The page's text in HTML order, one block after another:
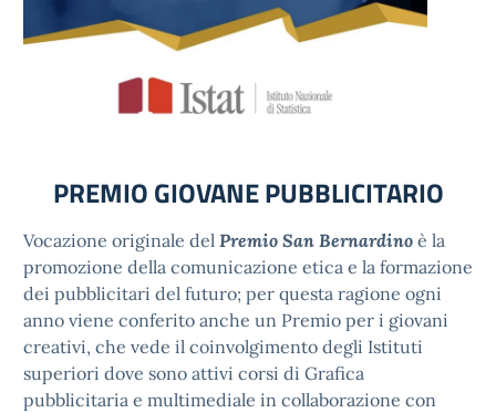
PREMIOGIOVANEPUBBLICITARIO
Vocazione originale del Premio San Bernardino è la
promozione della comunicazione etica e la formazione
dei pubblicitari del futuro; per questa ragione ogni
anno viene conferito anche un Premio per i giovani
creativi, che vede il coinvolgimento degli Istituti
superiori dove sono attivi corsi di Grafica
pubblicitaria e multimediale in collaborazione con